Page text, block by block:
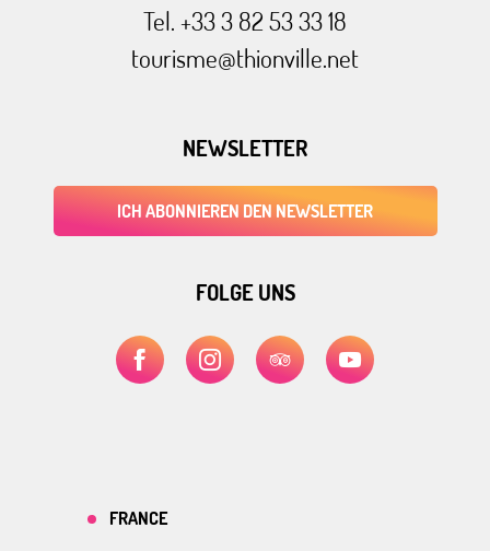
Tel. +33 3 82 53 33 18
tourisme@thionville.net
NEWSLETTER
ICH ABONNIEREN DEN NEWSLETTER
FOLGE UNS
FRANCE